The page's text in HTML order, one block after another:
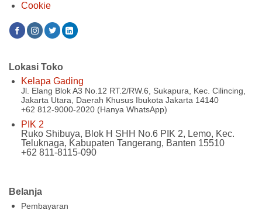
Cookie
Belanja
Pembayaran
Lokasi Toko
Kelapa Gading
Jl. Elang Blok A3 No.12 RT.2/RW.6, Sukapura, Kec. Cilincing,
Jakarta Utara, Daerah Khusus Ibukota Jakarta 14140
+62 812-9000-2020 (Hanya WhatsApp)
PIK 2
Ruko Shibuya, Blok H SHH No.6 PIK 2, Lemo, Kec.
Teluknaga, Kabupaten Tangerang, Banten 15510
+62 811-8115-090